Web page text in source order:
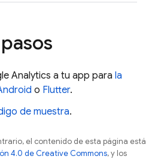
Analytics a tu app para la
o Flutter.
de muestra.
el contenido de esta página está
4.0 de Creative Commons, y los